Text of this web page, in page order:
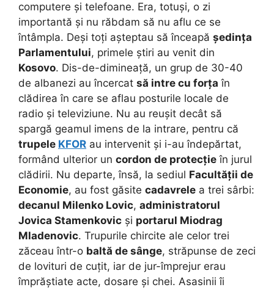
computere și telefoane. Era, totuși, o zi
importantă și nu răbdam să nu aflu ce se
întâmpla. Deși toți așteptau să înceapă ședința
Parlamentului, primele știri au venit din
Kosovo. Dis-de-dimineață, un grup de 30-40
de albanezi au încercat să intre cu forța în
clădirea în care se aflau posturile locale de
radio și televiziune. Nu au reușit decât să
spargă geamul imens de la intrare, pentru că
trupele KFOR au intervenit și i-au îndepărtat,
formând ulterior un cordon de protecție în jurul
clădirii. Nu departe, însă, la sediul Facultății de
Economie, au fost găsite cadavrele a trei sârbi:
decanul Milenko Lovic, administratorul
Jovica Stamenkovic și portarul Miodrag
Mladenovic. Trupurile chircite ale celor trei
zăceau într-o baltă de sânge, străpunse de zeci
de lovituri de cuțit, iar de jur-împrejur erau
împrăștiate acte, dosare și chei. Asasinii îi